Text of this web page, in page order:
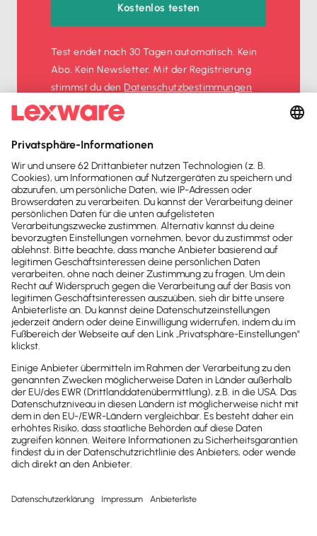
Kostenlos testen
Test endet nach 30 Tagen automatisch. Kein
Abo. Kein Newsletter. Mit der Registrierung
stimmst du denDatenschutz­bestimmungen
und denAGBzu.
Sofort50%
Newsletter
Brandheiße
News direkt in
dein Postfach
wichtige News zu
Gesetzesänderungen,
hilfreiche Praxis-Tipps und
kostenlose Tools für
Unternehmen erhalten?
Dann abonniere unseren